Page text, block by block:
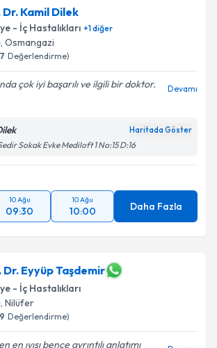
Tokmakiçin randevu takvimi talebi
bu uzmandan randevu almanız için bir
e-posta ile bilgilendireceğiz.
işlenmesine ilişkin
Aydınlatma
okudum ve kişisel verilerimin belirtilen
işlenmesini kabul ediyorum.
Takvim Talebini Gönder
Kamil Dilek
- İç Hastalıkları +1diğer
, Osmangazi
Değerlendirme)
çok iyi başarılı ve ilgili bir doktor.
Devamı
Haritada Göster
Sokak Evke Mediloft 1 No:15 D:16
10 Ağu
09:30
10 Ağu
10:00 Daha Fazla
Dr. Eyyüp Taşdemir
- İç Hastalıkları
, Nilüfer
Değerlendirme)
en ıyısı bence ayrıntılı anlatımı